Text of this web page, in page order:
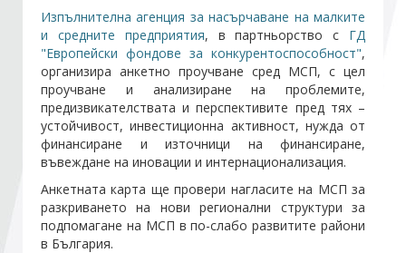
Арбитражен съд
Проекти
Членове
Стани член
Абонирайте се!
Изпълнителна агенция за насърчаване на малките
и средните предприятия, в партньорство с ГД
"Европейски фондове за конкурентоспособност",
организира анкетно проучване сред МСП, с цел
проучване и анализиране на проблемите,
предизвикателствата и перспективите пред тях –
устойчивост, инвестиционна активност, нужда от
финансиране и източници на финансиране,
въвеждане на иновации и интернационализация.
Анкетната карта ще провери нагласите на МСП за
разкриването на нови регионални структури за
подпомагане на МСП в по-слабо развитите райони
в България.